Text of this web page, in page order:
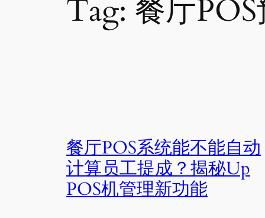
Tag: 餐厅
餐厅POS系统能不能自动
计算员工提成？揭秘Up
POS机管理新功能